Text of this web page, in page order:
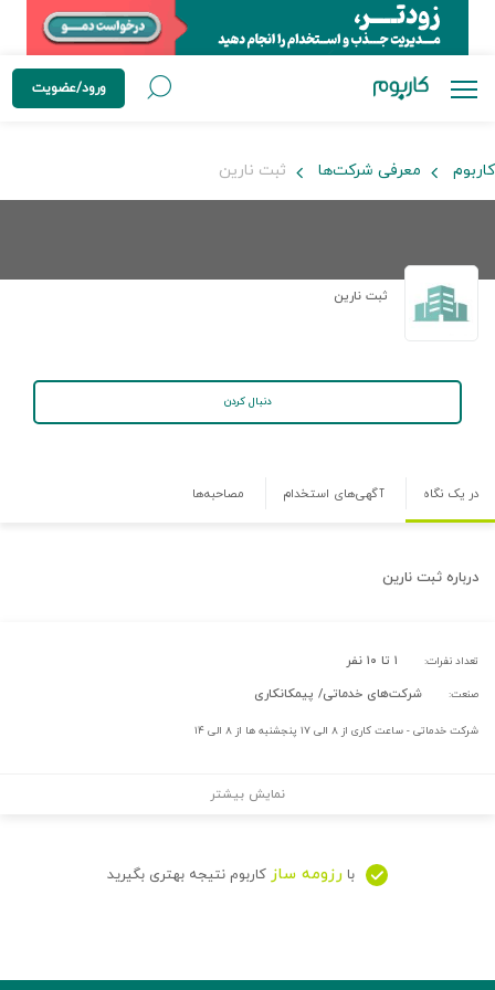
ورود/عضویت
کاربوم معرفی شرکت‌ها ثبت نارین
ثبت نارین
دنبال کردن
در یک نگاه آگهی‌های استخدام مصاحبه‌ها
درباره ثبت نارین
تعداد نفرات: ۱ تا ۱۰ نفر
صنعت: شرکت‌های خدماتی/ پیمکانکاری
شرکت خدماتی - ساعت کاری از ۸ الی ۱۷ پنجشنبه ها از ۸ الی ۱۴
نمایش بیشتر
با رزومه ساز کاربوم نتیجه بهتری بگیرید